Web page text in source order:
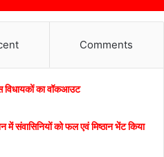
Comments
विधायकों का वॉकआउट
में संवासिनियों को फल एवं मिष्ठान भेंट किया